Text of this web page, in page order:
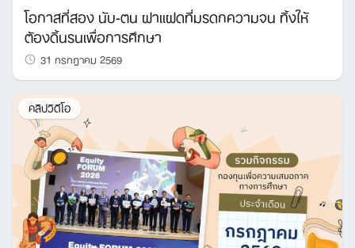
โอกาสที่สอง นับ-ตน ฝาแฝดที่มรดกความจน ทิ้งให้
ต้องดิ้นรนเพื่อการศึกษา
31 กรกฎาคม 2569
คลิปวิดีโอ